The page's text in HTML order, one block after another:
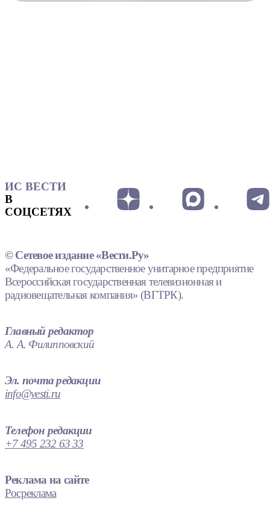
ИС ВЕСТИ
В
СОЦСЕТЯХ
© Сетевое издание «Вести.Ру»
«Федеральное государственное унитарное предприятие
Всероссийская государственная телевизионная и
радиовещательная компания» (ВГТРК).
Главный редактор
А. А. Филипповский
Эл. почта редакции
info@vesti.ru
Телефон редакции
+7 495 232 63 33
Реклама на сайте
Росреклама